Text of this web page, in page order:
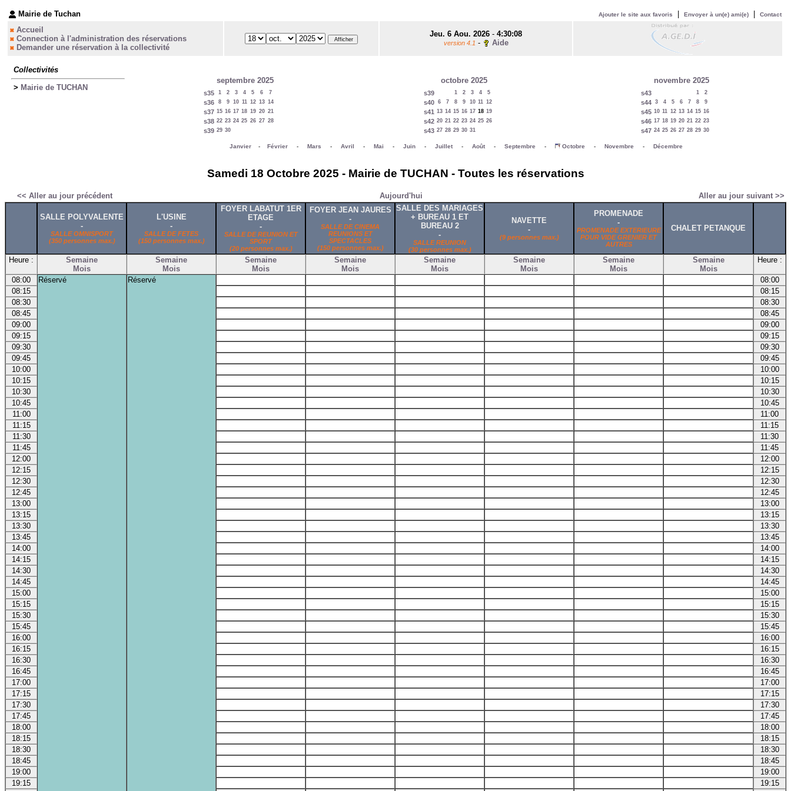
Mairie de Tuchan Ajouter le site aux favoris Envoyer à un(e) ami(e) Contact
Accueil
Connection à l'administration des réservations
Demander une réservation à la collectivité
Jeu. 6 Aou. 2026 - 4:30:08
version 4.1 - Aide
Collectivités
> Mairie de TUCHAN
septembre 2025
s35 1 2 3 4 5 6 7
s36 8 9 10 11 12 13 14
s37 15 16 17 18 19 20 21
s38 22 23 24 25 26 27 28
s39 29 30
octobre 2025
s39 1 2 3 4 5
s40 6 7 8 9 10 11 12
s41 13 14 15 16 17 18 19
s42 20 21 22 23 24 25 26
s43 27 28 29 30 31
novembre 2025
s43 1 2
s44 3 4 5 6 7 8 9
s45 10 11 12 13 14 15 16
s46 17 18 19 20 21 22 23
s47 24 25 26 27 28 29 30
Janvier- Février- Mars - Avril - Mai - Juin- Juillet- Août- Septembre - Octobre - Novembre - Décembre
Samedi 18 Octobre 2025 - Mairie de TUCHAN - Toutes les réservations
<< Aller au jour précédent Aujourd'hui Aller au jour suivant >>
SALLE POLYVALENTE
-
SALLE OMNISPORT
(350 personnes max.)
L'USINE
-
SALLE DE FETES
(150 personnes max.)
FOYER LABATUT 1ER
ETAGE
-
SALLE DE REUNION ET
SPORT
(20 personnes max.)
FOYER JEAN JAURES
-
SALLE DE CINEMA
REUNIONS ET
SPECTACLES
(150 personnes max.)
SALLE DES MARIAGES
+ BUREAU 1 ET
BUREAU 2
-
SALLE REUNION
(30 personnes max.)
NAVETTE
-
(9 personnes max.)
PROMENADE
-
PROMENADE EXTERIEURE
POUR VIDE GRENIER ET
AUTRES
CHALET PETANQUE
Heure :
Semaine
Mois
Semaine
Mois
Semaine
Mois
Semaine
Mois
Semaine
Mois
Semaine
Mois
Semaine
Mois
Semaine
Mois
Heure :
08:00 Réservé Réservé
08:00
08:15
08:15
08:30
08:30
08:45
08:45
09:00
09:00
09:15
09:15
09:30
09:30
09:45
09:45
10:00
10:00
10:15
10:15
10:30
10:30
10:45
10:45
11:00
11:00
11:15
11:15
11:30
11:30
11:45
11:45
12:00
12:00
12:15
12:15
12:30
12:30
12:45
12:45
13:00
13:00
13:15
13:15
13:30
13:30
13:45
13:45
14:00
14:00
14:15
14:15
14:30
14:30
14:45
14:45
15:00
15:00
15:15
15:15
15:30
15:30
15:45
15:45
16:00
16:00
16:15
16:15
16:30
16:30
16:45
16:45
17:00
17:00
17:15
17:15
17:30
17:30
17:45
17:45
18:00
18:00
18:15
18:15
18:30
18:30
18:45
18:45
19:00
19:00
19:15
19:15